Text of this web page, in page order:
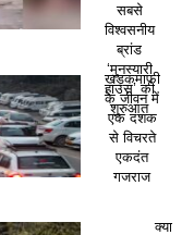
सबसे
विश्वसनीय
ब्रांड
‘मुनस्यारी
हाउस’ की
शुरुआत
खड़कमाफी
के जीवन में
एक दशक
से विचरते
एकदंत
गजराज
क्या